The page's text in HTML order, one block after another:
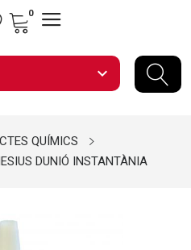
0
expand_more
QUÍMICS
DUNIÓ INSTANTÀNIA